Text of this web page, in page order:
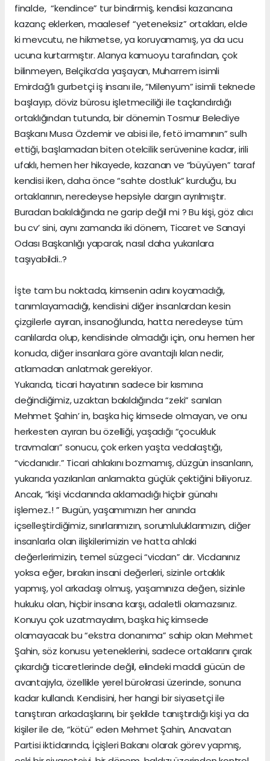
finalde, “kendince” tur bindirmiş, kendisi kazancına
kazanç eklerken, maalesef “yeteneksiz” ortakları, elde
ki mevcutu, ne hikmetse, ya koruyamamış, ya da ucu
ucuna kurtarmıştır. Alanya kamuoyu tarafından, çok
bilinmeyen, Belçika’da yaşayan, Muharrem isimli
Emirdağ’lı gurbetçi iş insanı ile, “Milenyum” isimli teknede
başlayıp, döviz bürosu işletmeciliği ile taçlandırdığı
ortaklığından tutunda, bir dönemin Tosmur Belediye
Başkanı Musa Özdemir ve abisi ile, fetö imamının” sulh
ettiği, başlamadan biten otelcilik serüvenine kadar, irili
ufaklı, hemen her hikayede, kazanan ve “büyüyen” taraf
kendisi iken, daha önce “sahte dostluk” kurduğu, bu
ortaklarının, neredeyse hepsiyle dargın ayrılmıştır.
Buradan bakıldığında ne garip değil mi ? Bu kişi, göz alıcı
bu cv’ sini, aynı zamanda iki dönem, Ticaret ve Sanayi
Odası Başkanlığı yaparak, nasıl daha yukarılara
taşıyabildi..?
İşte tam bu noktada, kimsenin adını koyamadığı,
tanımlayamadığı, kendisini diğer insanlardan kesin
çizgilerle ayıran, insanoğlunda, hatta neredeyse tüm
canlılarda olup, kendisinde olmadığı için, onu hemen her
konuda, diğer insanlara göre avantajlı kılan nedir,
atlamadan anlatmak gerekiyor.
Yukarıda, ticari hayatının sadece bir kısmına
değindiğimiz, uzaktan bakıldığında “zeki” sanılan
Mehmet Şahin’ in, başka hiç kimsede olmayan, ve onu
herkesten ayıran bu özelliği, yaşadığı “çocukluk
travmaları” sonucu, çok erken yaşta vedalaştığı,
“vicdanıdır.” Ticari ahlakını bozmamış, düzgün insanların,
yukarıda yazılanları anlamakta güçlük çektiğini biliyoruz.
Ancak, “kişi vicdanında aklamadığı hiçbir günahı
işlemez..! ” Bugün, yaşamımızın her anında
içselleştirdiğimiz, sınırlarımızın, sorumluluklarımızın, diğer
insanlarla olan ilişkilerimizin ve hatta ahlaki
değerlerimizin, temel süzgeci “vicdan” dır. Vicdanınız
yoksa eğer, bırakın insani değerleri, sizinle ortaklık
yapmış, yol arkadaşı olmuş, yaşamınıza değen, sizinle
hukuku olan, hiçbir insana karşı, adaletli olamazsınız.
Konuyu çok uzatmayalım, başka hiç kimsede
olamayacak bu “ekstra donanıma” sahip olan Mehmet
Şahin, söz konusu yeteneklerini, sadece ortaklarını çırak
çıkardığı ticaretlerinde değil, elindeki maddi gücün de
avantajıyla, özellikle yerel bürokrasi üzerinde, sonuna
kadar kullandı. Kendisini, her hangi bir siyasetçi ile
tanıştıran arkadaşlarını, bir şekilde tanıştırdığı kişi ya da
kişiler ile de, “kötü” eden Mehmet Şahin, Anavatan
Partisi iktidarında, İçişleri Bakanı olarak görev yapmış,